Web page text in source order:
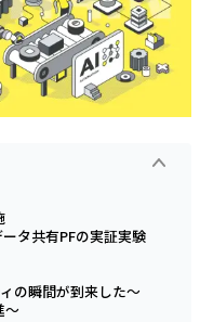
タ共有PFの実証実験
の瞬間が到来した～
～